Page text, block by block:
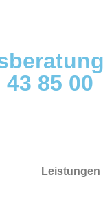
43 85 00
Leistungen